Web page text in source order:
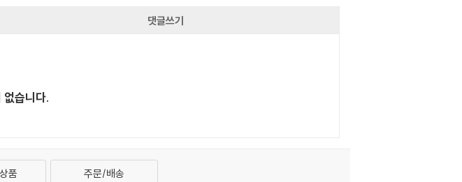
댓글쓰기
없습니다.
품 주문/배송